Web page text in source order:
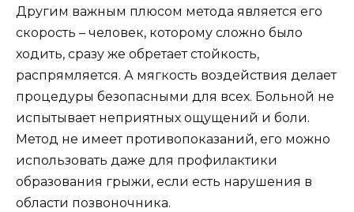
Другим важным плюсом метода является его
скорость – человек, которому сложно было
ходить, сразу же обретает стойкость,
распрямляется. А мягкость воздействия делает
процедуры безопасными для всех. Больной не
испытывает неприятных ощущений и боли.
Метод не имеет противопоказаний, его можно
использовать даже для профилактики
образования грыжи, если есть нарушения в
области позвоночника.